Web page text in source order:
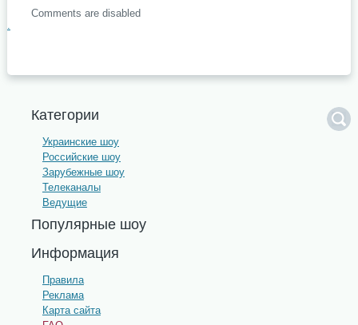
Comments are disabled
.
Категории
Украинские шоу
Российские шоу
Зарубежные шоу
Телеканалы
Ведущие
Популярные шоу
Информация
Правила
Реклама
Карта сайта